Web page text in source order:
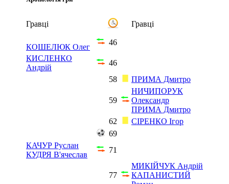
Гравці Гравці
КОШЕЛЮК Олег
46
КИСЛЕНКО
Андрій
46
58
ПРИМА Дмитро
59
НИЧИПОРУК
Олександр
ПРИМА Дмитро
62
СІРЕНКО Ігор
69
КАЧУР Руслан
КУДРЯ В'ячеслав
71
77
МИКІЙЧУК Андрій
КАПАНИСТИЙ